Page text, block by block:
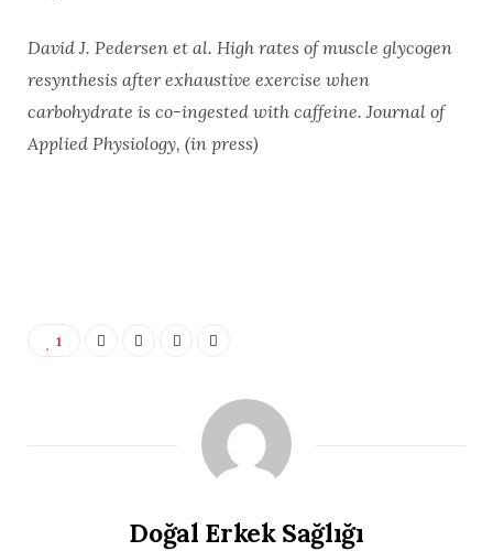
David J. Pedersen et al. High rates of muscle glycogen
resynthesis after exhaustive exercise when
carbohydrate is co-ingested with caffeine. Journal of
Applied Physiology, (in press)
1
Doğal Erkek Sağlığı